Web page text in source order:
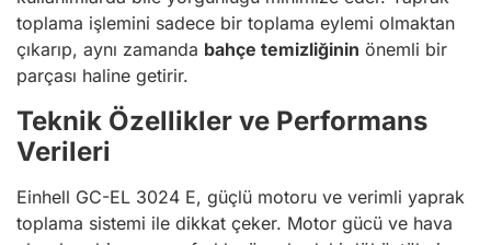
toplama işlemini sadece bir toplama eylemi olmaktan
çıkarıp, aynı zamanda bahçe temizliğinin önemli bir
parçası haline getirir.
Teknik Özellikler ve Performans
Verileri
Einhell GC-EL 3024 E, güçlü motoru ve verimli yaprak
toplama sistemi ile dikkat çeker. Motor gücü ve hava